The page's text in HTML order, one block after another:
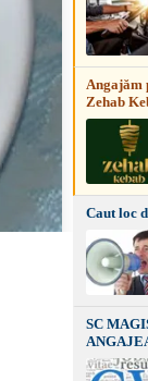
Angajăm
Zehab
Caut loc
SC